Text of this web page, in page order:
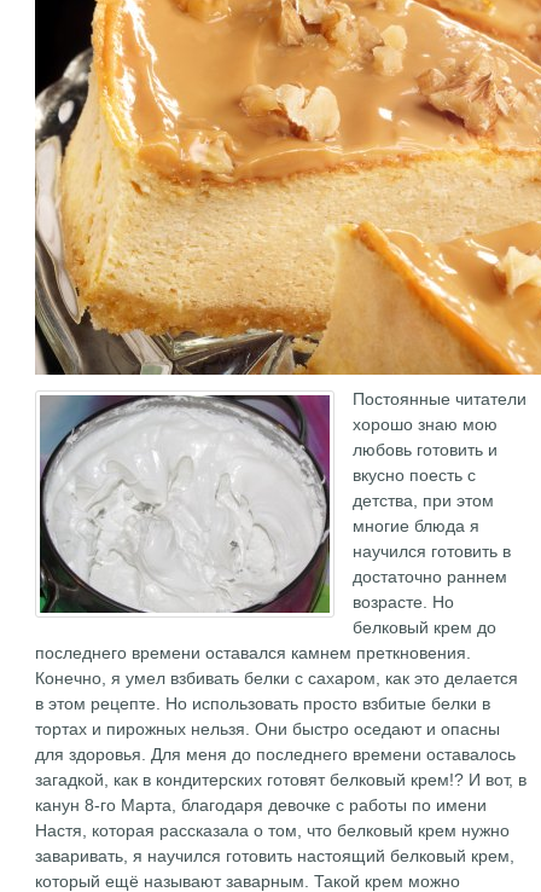
Постоянные читатели
хорошо знаю мою
любовь готовить и
вкусно поесть с
детства, при этом
многие блюда я
научился готовить в
достаточно раннем
возрасте. Но
белковый крем до
последнего времени оставался камнем преткновения.
Конечно, я умел взбивать белки с сахаром, как это делается
в этом рецепте. Но использовать просто взбитые белки в
тортах и пирожных нельзя. Они быстро оседают и опасны
для здоровья. Для меня до последнего времени оставалось
загадкой, как в кондитерских готовят белковый крем!? И вот, в
канун 8-го Марта, благодаря девочке с работы по имени
Настя, которая рассказала о том, что белковый крем нужно
заваривать, я научился готовить настоящий белковый крем,
который ещё называют заварным. Такой крем можно